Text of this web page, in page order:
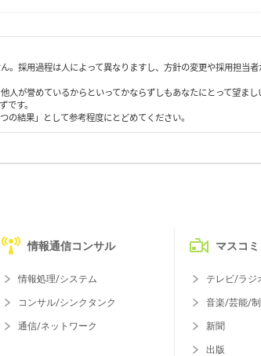
。採用過程は人によって異なりますし、方針の変更や採用担当者
人が誉めているからといってかならずしもあなたにとって望まし
す。
結果」として参考程度にとどめてください。
情報通信コンサル
情報処理/システム
コンサル/シンクタンク
通信/ネットワーク
マスコミ
テレビ/ラジ
音楽/芸能/
新聞
出版